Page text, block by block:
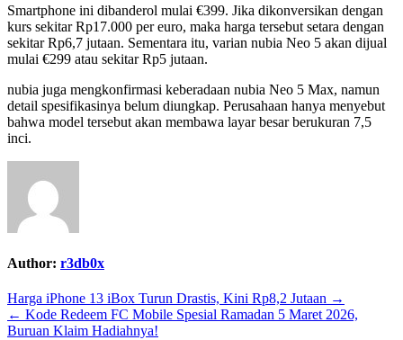
Smartphone ini dibanderol mulai €399. Jika dikonversikan dengan
kurs sekitar Rp17.000 per euro, maka harga tersebut setara dengan
sekitar Rp6,7 jutaan. Sementara itu, varian nubia Neo 5 akan dijual
mulai €299 atau sekitar Rp5 jutaan.
nubia juga mengkonfirmasi keberadaan nubia Neo 5 Max, namun
detail spesifikasinya belum diungkap. Perusahaan hanya menyebut
bahwa model tersebut akan membawa layar besar berukuran 7,5
inci.
Author: r3db0x
Post
navigation
Harga iPhone 13 iBox Turun Drastis, Kini Rp8,2 Jutaan →
← Kode Redeem FC Mobile Spesial Ramadan 5 Maret 2026,
Buruan Klaim Hadiahnya!